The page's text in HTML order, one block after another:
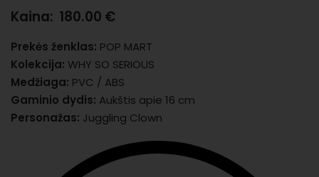
Kaina: 180.00 €
Prekės ženklas: POP MART
Kolekcija: WHY SO SERIOUS
Medžiaga: PVC / ABS
Gaminio dydis: Aukštis apie 16 cm
Personažas: Juggling Clown